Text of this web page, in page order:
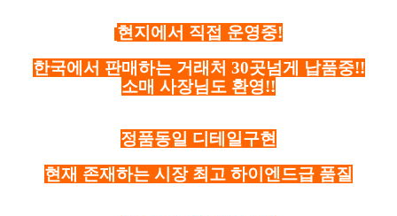
현지에서 직접 운영중!
한국에서 판매하는 거래처 30곳넘게 납품중!!
소매 사장님도 환영!!
정품동일 디테일구현
현재 존재하는 시장 최고 하이엔드급 품질